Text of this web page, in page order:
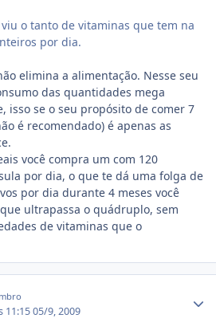
o tanto de vitaminas que tem na
por dia.
elimina a alimentação. Nesse seu
das quantidades mega
isso se o seu propósito de comer 7
é recomendado) é apenas as
você compra um com 120
por dia, o que te dá uma folga de
por dia durante 4 meses você
ultrapassa o quádruplo, sem
de vitaminas que o
11:1505/9, 2009